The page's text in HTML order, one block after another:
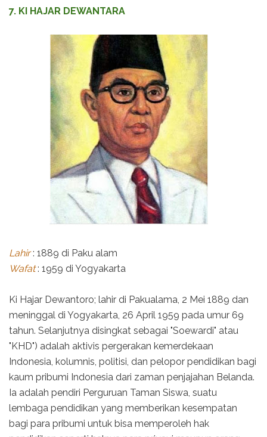
7. KI HAJAR DEWANTARA
Lahir: 1889 di Paku alam
Wafat: 1959 di Yogyakarta
Ki Hajar Dewantoro; lahir di Pakualama, 2 Mei 1889 dan
meninggal di Yogyakarta, 26 April 1959 pada umur 69
tahun. Selanjutnya disingkat sebagai "Soewardi" atau
"KHD") adalah aktivis pergerakan kemerdekaan
Indonesia, kolumnis, politisi, dan pelopor pendidikan bagi
kaum pribumi Indonesia dari zaman penjajahan Belanda.
Ia adalah pendiri Perguruan Taman Siswa, suatu
lembaga pendidikan yang memberikan kesempatan
bagi para pribumi untuk bisa memperoleh hak